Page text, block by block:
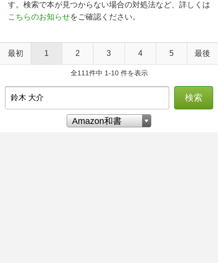
す。検索で本が見つからない場合の対処法など、詳しくは
こちらのお知らせをご確認ください。
最初 1 2 3 4 5 最後
全111件中 1-10 件を表示
検索